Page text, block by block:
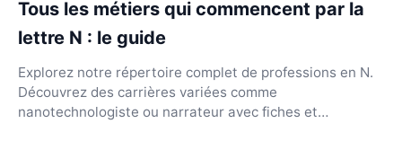
Tous les métiers qui commencent par la
lettre N : le guide
Explorez notre répertoire complet de professions en N.
Découvrez des carrières variées comme
nanotechnologiste ou narrateur avec fiches et